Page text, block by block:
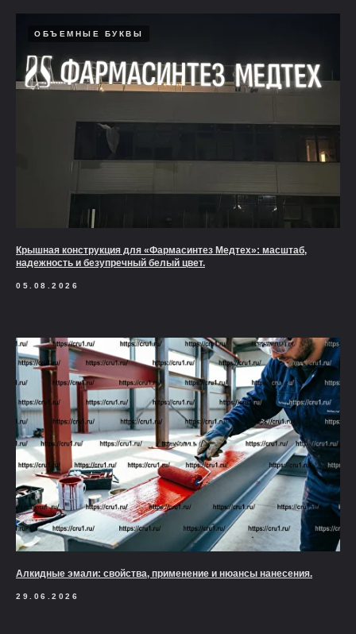
ОБЪЕМНЫЕ БУКВЫ
Крышная конструкция для «Фармасинтез Медтех»: масштаб,
надежность и безупречный белый цвет.
05.08.2026
Алкидные эмали: свойства, применение и нюансы нанесения.
29.06.2026